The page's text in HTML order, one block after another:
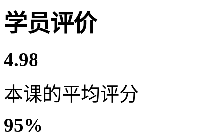
学员评价
4.98
本课的平均评分
95%